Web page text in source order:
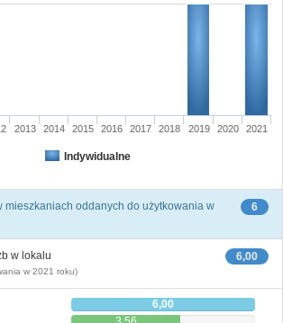
Indywidualne
2013 2014 2015 2016 2017 2018 2019 2020 2021
6
mieszkaniach oddanych do użytkowania w
6,00
w lokalu
w 2021 roku)
6,00